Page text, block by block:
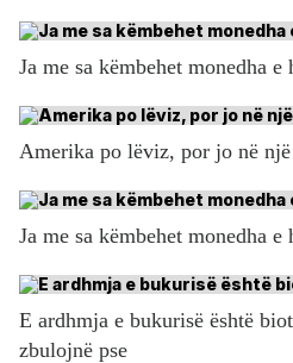
Ja me sa këmbehet monedha e
Amerika po lëviz, por jo në
Ja me sa këmbehet monedha e
E ardhmja e bukurisë është
zbulojnë pse